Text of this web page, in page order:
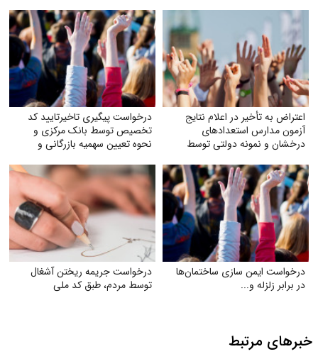
اعتراض به تأخیر در اعلام نتایج
آزمون مدارس استعدادهای
درخشان و نمونه دولتی توسط
درخواست پیگیری تاخیرتایید کد
تخصیص توسط بانک مرکزی و
نحوه تعیین سهمیه بازرگانی و
درخواست ایمن‌ سازی ساختمان‌ها
در برابر زلزله و...
درخواست جریمه ریختن آشغال
توسط مردم، طبق کد ملی
خبرهای مرتبط